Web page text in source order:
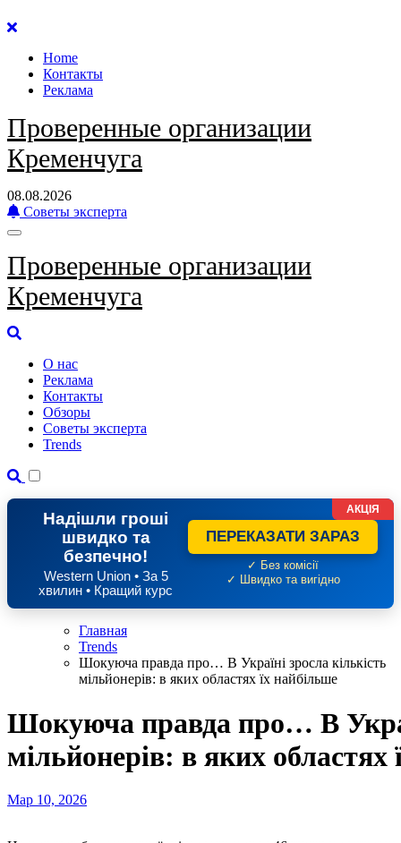
Перейти
содержанию
Home
Контакты
Реклама
Проверенные организации
Кременчуга
08.08.2026
Советы эксперта
Проверенные организации
Кременчуга
О нас
Реклама
Контакты
Обзоры
Советы эксперта
Trends
Надішли гроші
швидко та
безпечно!
Western Union • За 5
хвилин • Кращий курс
ПЕРЕКАЗАТИ ЗАРАЗ
✓ Без комісії
✓ Швидко та вигідно
АКЦІЯ
Главная
Trends
Шокуюча правда про… В Україні зросла кількість
мільйонерів: в яких областях їх найбільше
Шокуюча правда про… В
мільйонерів: в яких областях
Мар 10, 2026